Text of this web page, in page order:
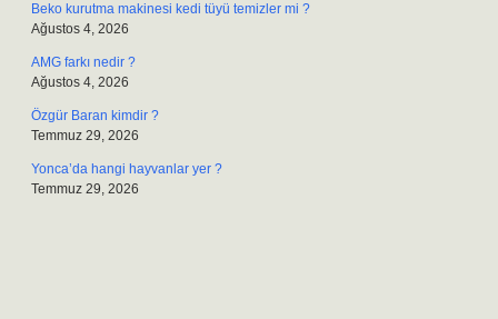
Beko kurutma makinesi kedi tüyü temizler mi ?
Ağustos 4, 2026
AMG farkı nedir ?
Ağustos 4, 2026
Özgür Baran kimdir ?
Temmuz 29, 2026
Yonca’da hangi hayvanlar yer ?
Temmuz 29, 2026